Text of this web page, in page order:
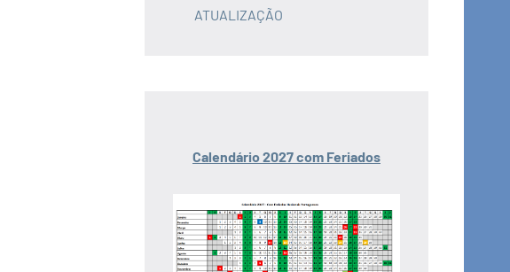
ATUALIZAÇÃO
Calendário 2027 com Feriados